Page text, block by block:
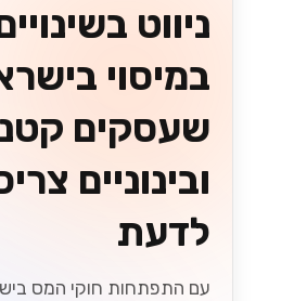
ניווט
במיסוי
שעסקים
ובינוניים
לדעת
עם התפתחות חוקי המס